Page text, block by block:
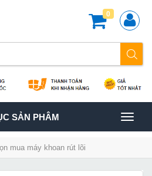
0
SẢN PHÂM
mua máy khoan rút lõi